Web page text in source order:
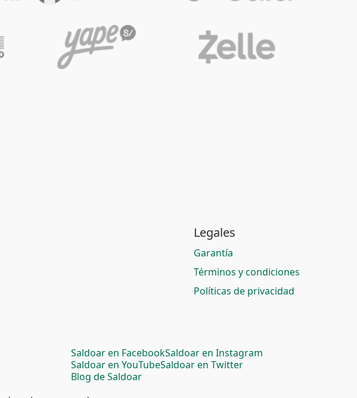
Legales
Garantía
Términos y condiciones
Políticas de privacidad
Saldoar en FacebookSaldoar en Instagram
Saldoar en YouTubeSaldoar en Twitter
Blog de Saldoar